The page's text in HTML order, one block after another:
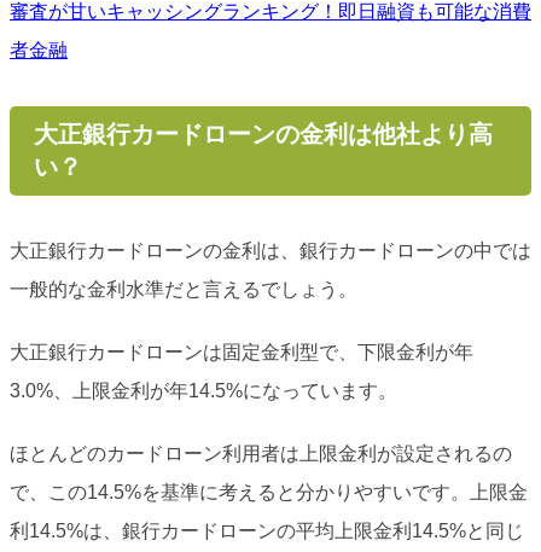
審査が甘いキャッシングランキング！即日融資も可能な消費
者金融
大正銀行カードローンの金利は他社より高
い？
大正銀行カードローンの金利は、銀行カードローンの中では
一般的な金利水準だと言えるでしょう。
大正銀行カードローンは固定金利型で、下限金利が年
3.0%、上限金利が年14.5%になっています。
ほとんどのカードローン利用者は上限金利が設定されるの
で、この14.5%を基準に考えると分かりやすいです。上限金
利14.5%は、銀行カードローンの平均上限金利14.5%と同じ